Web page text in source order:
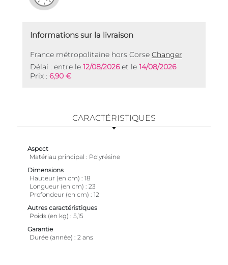
Informations sur la livraison
France métropolitaine hors Corse Changer
Délai : entre le 12/08/2026et le 14/08/2026
Prix : 6,90 €
CARACTÉRISTIQUES
Aspect
Matériau principal
Polyrésine
Dimensions
Hauteur (en cm)
18
Longueur (en cm)
23
Profondeur (en cm)
12
Autres caractéristiques
Poids (en kg)
5,15
Garantie
Durée (année)
2 ans